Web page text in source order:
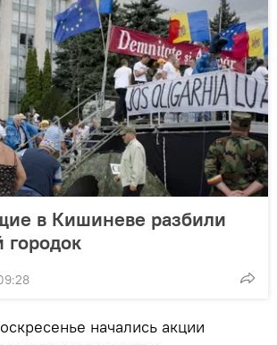
в Кишиневе разбили
городок
начались акции